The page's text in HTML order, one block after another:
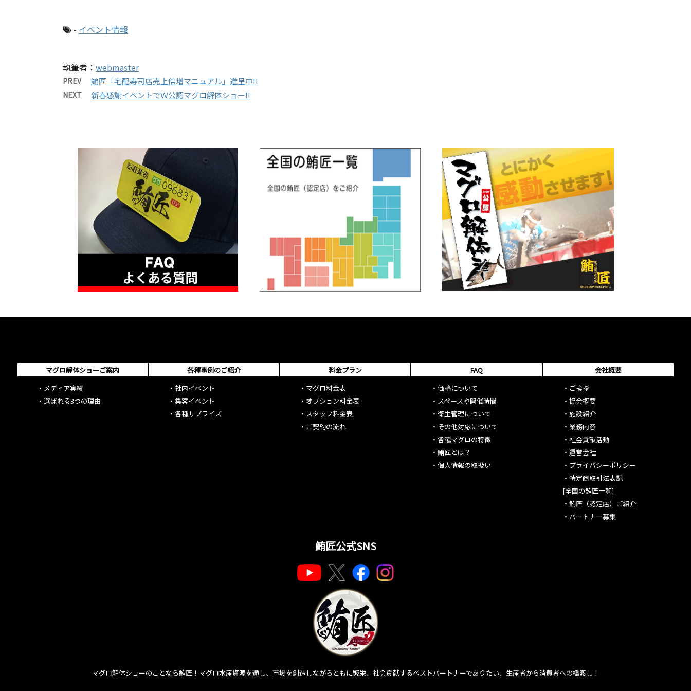
- イベント情報
執筆者： webmaster
PREV 鮪匠「宅配寿司店売上倍増マニュアル」進呈中!!
NEXT 新春感謝イベントでＷ公認マグロ解体ショー!!
マグロ解体ショーご案内
・ メディア実績
・ 選ばれる3つの理由
各種事例のご紹介
・ 社内イベント
・ 集客イベント
・ 各種サプライズ
料金プラン
・ マグロ料金表
・ オプション料金表
・ スタッフ料金表
・ ご契約の流れ
FAQ
・価格について
・ スペースや開催時間
・衛生管理について
・ その他対応について
・各種マグロの特徴
・鮪匠とは？
・個人情報の取扱い
会社概要
・ ご挨拶
・協会概要
・施設紹介
・ 業務内容
・社会貢献活動
・運営会社
・ プライバシーポリシー
・特定商取引法表記
[全国の鮪匠一覧]
・鮪匠（認定店）ご紹介
・パートナー募集
鮪匠公式SNS
マグロ解体ショーのことなら鮪匠！マグロ水産資源を通し、市場を創造しながらともに繁栄、社会貢献するベストパートナーでありたい、生産者から消費者への橋渡し！